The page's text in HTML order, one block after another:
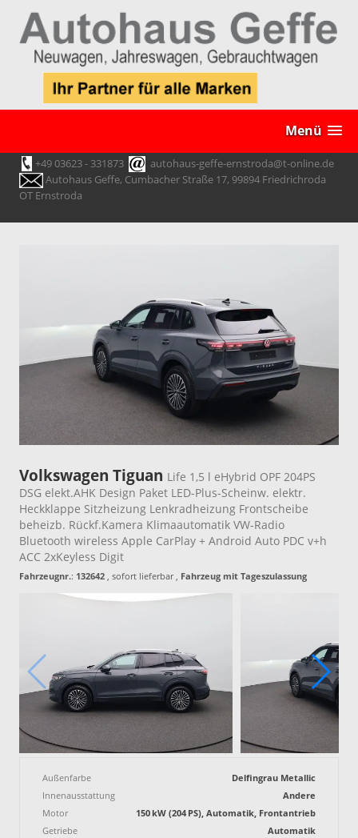
Menü
+49 03623 - 331873
autohaus-geffe-ernstroda@t-online.de
Autohaus Geffe, Cumbacher Straße 17, 99894 Friedrichroda
OT Ernstroda
Volkswagen Tiguan Life 1,5 l eHybrid OPF 204PS
DSG elekt.AHK Design Paket LED-Plus-Scheinw. elektr.
Heckklappe Sitzheizung Lenkradheizung Frontscheibe
beheizb. Rückf.Kamera Klimaautomatik VW-Radio
Bluetooth wireless Apple CarPlay + Android Auto PDC v+h
ACC 2xKeyless Digit
Fahrzeugnr.: 132642 , sofort lieferbar, Fahrzeug mit Tageszulassung
Außenfarbe
Delfingrau Metallic
Innenausstattung
Andere
Motor
150 kW (204 PS), Automatik, Frontantrieb
Getriebe
Automatik